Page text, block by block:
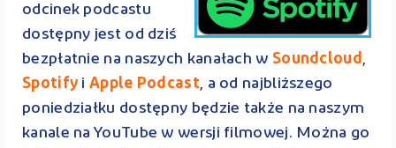
odcinek podcastu
dostępny jest od dziś
bezpłatnie na naszych kanałach w Soundcloud,
Spotify iApple Podcast, a od najbliższego
poniedziałku dostępny będzie także na naszym
kanale na YouTube w wersji filmowej. Można go